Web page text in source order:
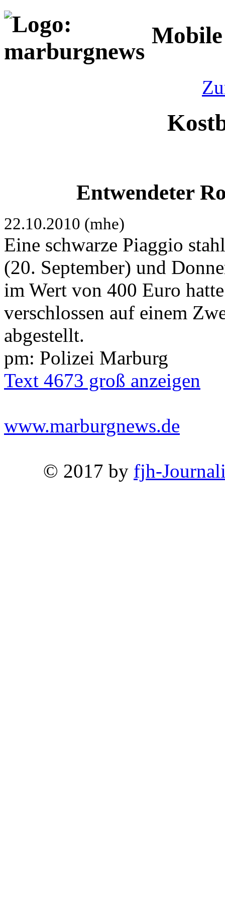
Entwendeter
22.10.2010 (mhe)
Eine schwarze Piaggio
(20. September) und
im Wert von 400 Euro
verschlossen auf einem
abgestellt.
pm: Polizei Marburg
Text 4673 groß anzeigen
www.marburgnews.de
© 2017 by fjh-